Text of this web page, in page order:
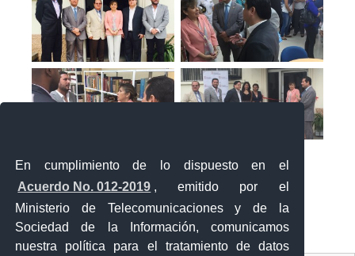
En cumplimiento de lo dispuesto en el
Acuerdo No. 012-2019 , emitido por el
Ministerio de Telecomunicaciones y de la
Sociedad de la Información, comunicamos
nuestra política para el tratamiento de datos